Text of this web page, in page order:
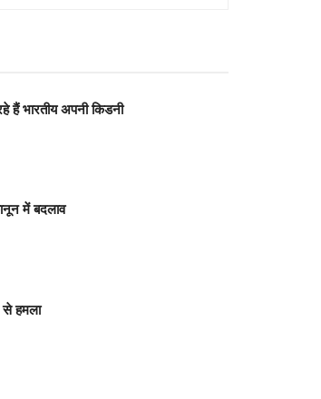
भारतीय अपनी किडनी
में बदलाव
हमला